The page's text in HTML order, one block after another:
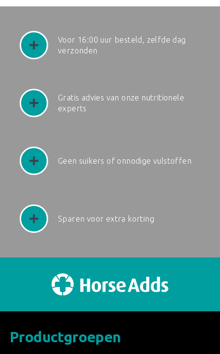
Voor 16:00 uur besteld, zelfde dag
verzonden
Gratis advies van onze nutritionele
experts
Geen suikers of onnodige vulstoffen
Sparen voor extra korting
Productgroepen